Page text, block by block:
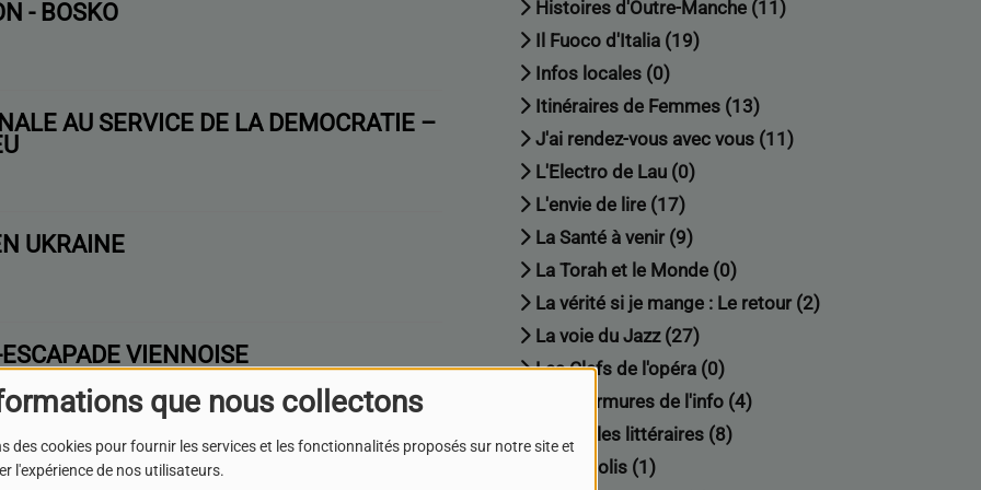
que nous collectons
des cookies pour fournir les services et les fonctionnalités proposés sur notre site et
l'expérience de nos utilisateurs.
- BOSKO
AU SERVICE DE LA DÉMOCRATIE –
UKRAINE
VIENNOISE
- MATHIEU DEPOIL / MAISON PHARE
Histoires d'Outre-Manche (11)
Il Fuoco d'Italia (19)
Infos locales (0)
Itinéraires de Femmes (13)
J'ai rendez-vous avec vous (11)
L'Electro de Lau (0)
L'envie de lire (17)
La Santé à venir (9)
La Torah et le Monde (0)
La vérité si je mange : Le retour (2)
La voie du Jazz (27)
Les Clefs de l'opéra (0)
Les murmures de l'info (4)
Les veilles littéraires (8)
Mediapolis (1)